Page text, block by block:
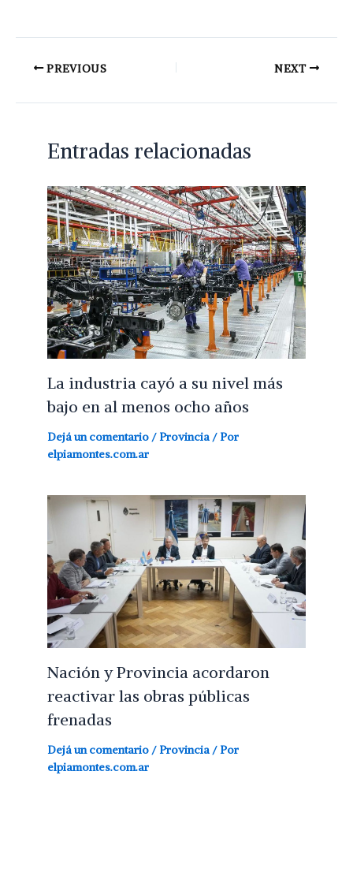
PREVIOUS NEXT
Entradas relacionadas
La industria cayó a su nivel más
bajo en al menos ocho años
Dejá un comentario /Provincia / Por
elpiamontes.com.ar
Nación y Provincia acordaron
reactivar las obras públicas
frenadas
Dejá un comentario / Provincia / Por
elpiamontes.com.ar